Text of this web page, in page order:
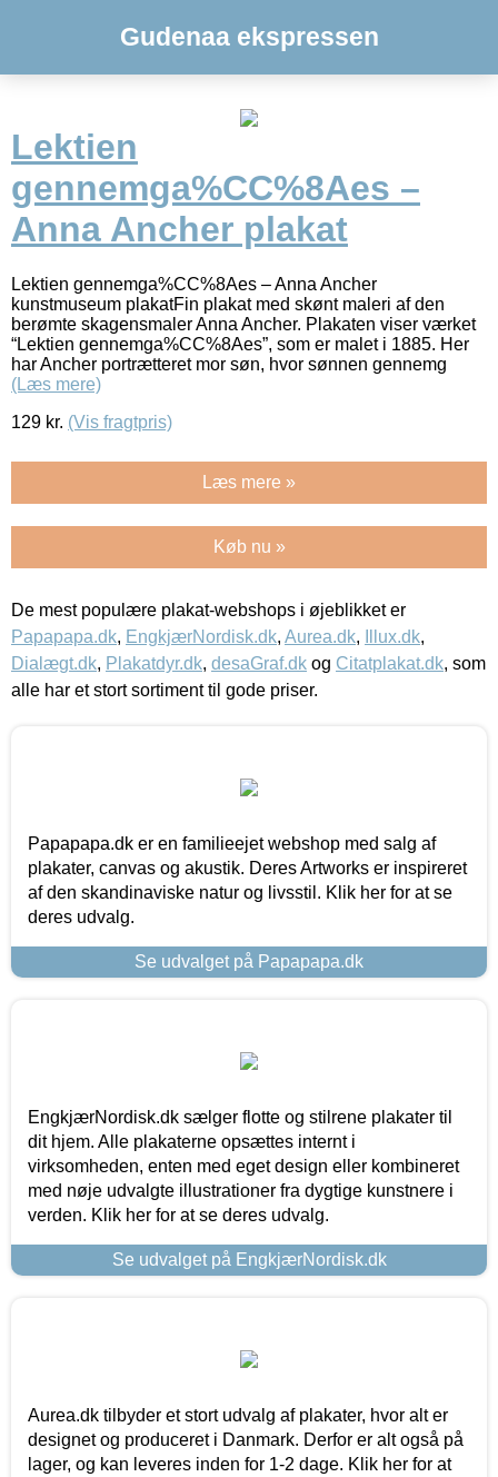
Gudenaa ekspressen
Lektien
gennemga%CC%8Aes –
Anna Ancher plakat
Lektien gennemga%CC%8Aes – Anna Ancher
kunstmuseum plakatFin plakat med skønt maleri af den
berømte skagensmaler Anna Ancher. Plakaten viser værket
“Lektien gennemga%CC%8Aes”, som er malet i 1885. Her
har Ancher portrætteret mor søn, hvor sønnen gennemg
(Læs mere)
129 kr. (Vis fragtpris)
Læs mere »
Køb nu »
De mest populære plakat-webshops i øjeblikket er
Papapapa.dk, EngkjærNordisk.dk, Aurea.dk, Illux.dk,
Dialægt.dk, Plakatdyr.dk, desaGraf.dk og Citatplakat.dk, som
alle har et stort sortiment til gode priser.
Papapapa.dk er en familieejet webshop med salg af
plakater, canvas og akustik. Deres Artworks er inspireret
af den skandinaviske natur og livsstil. Klik her for at se
deres udvalg.
Se udvalget på Papapapa.dk
EngkjærNordisk.dk sælger flotte og stilrene plakater til
dit hjem. Alle plakaterne opsættes internt i
virksomheden, enten med eget design eller kombineret
med nøje udvalgte illustrationer fra dygtige kunstnere i
verden. Klik her for at se deres udvalg.
Se udvalget på EngkjærNordisk.dk
Aurea.dk tilbyder et stort udvalg af plakater, hvor alt er
designet og produceret i Danmark. Derfor er alt også på
lager, og kan leveres inden for 1-2 dage. Klik her for at